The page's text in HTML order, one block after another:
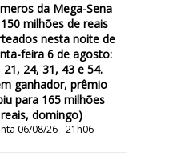
da Mega-Sena
milhões de reais
nesta noite de
feira 6 de agosto:
21, 24, 31, 43 e 54.
ganhador, prêmio
para 165 milhões
domingo)
06/08/26 - 21h06